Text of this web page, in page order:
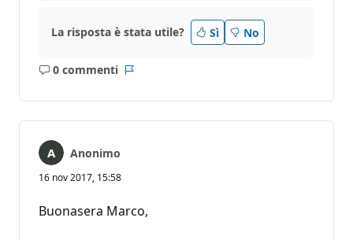
La risposta è stata utile? Sì No
0 commenti
Nessun
Anonimo
16 nov 2017, 15:58
Buonasera Marco,